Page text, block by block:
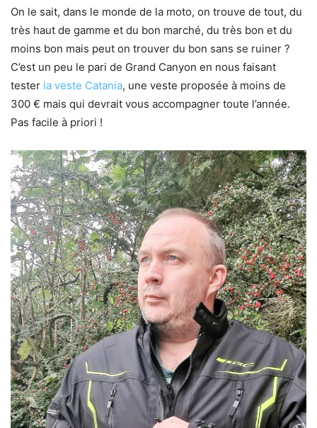
On le sait, dans le monde de la moto, on trouve de tout, du
très haut de gamme et du bon marché, du très bon et du
moins bon mais peut on trouver du bon sans se ruiner ?
C’est un peu le pari de Grand Canyon en nous faisant
tester la veste Catania, une veste proposée à moins de
300 € mais qui devrait vous accompagner toute l’année.
Pas facile à priori !